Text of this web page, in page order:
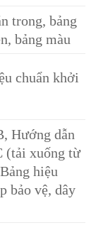
trong, bảng
bảng màu
chuẩn khởi
Hướng dẫn
(tải xuống từ
hiệu
bảo vệ, dây